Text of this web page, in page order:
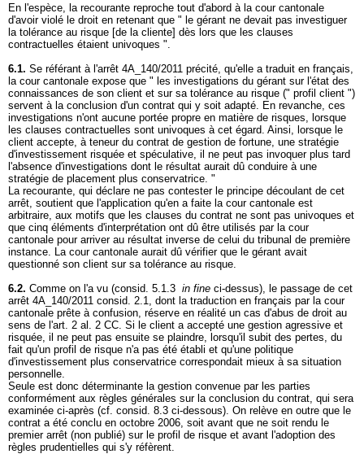
En l'espèce, la recourante reproche tout d'abord à la cour cantonale
d'avoir violé le droit en retenant que " le gérant ne devait pas investiguer
la tolérance au risque [de la cliente] dès lors que les clauses
contractuelles étaient univoques ".
6.1. Se référant à l'arrêt 4A_140/2011 précité, qu'elle a traduit en français,
la cour cantonale expose que " les investigations du gérant sur l'état des
connaissances de son client et sur sa tolérance au risque (" profil client ")
servent à la conclusion d'un contrat qui y soit adapté. En revanche, ces
investigations n'ont aucune portée propre en matière de risques, lorsque
les clauses contractuelles sont univoques à cet égard. Ainsi, lorsque le
client accepte, à teneur du contrat de gestion de fortune, une stratégie
d'investissement risquée et spéculative, il ne peut pas invoquer plus tard
l'absence d'investigations dont le résultat aurait dû conduire à une
stratégie de placement plus conservatrice. "
La recourante, qui déclare ne pas contester le principe découlant de cet
arrêt, soutient que l'application qu'en a faite la cour cantonale est
arbitraire, aux motifs que les clauses du contrat ne sont pas univoques et
que cinq éléments d'interprétation ont dû être utilisés par la cour
cantonale pour arriver au résultat inverse de celui du tribunal de première
instance. La cour cantonale aurait dû vérifier que le gérant avait
questionné son client sur sa tolérance au risque.
6.2. Comme on l'a vu (consid. 5.1.3 in fine ci-dessus), le passage de cet
arrêt 4A_140/2011 consid. 2.1, dont la traduction en français par la cour
cantonale prête à confusion, réserve en réalité un cas d'abus de droit au
sens de l'art. 2 al. 2 CC. Si le client a accepté une gestion agressive et
risquée, il ne peut pas ensuite se plaindre, lorsqu'il subit des pertes, du
fait qu'un profil de risque n'a pas été établi et qu'une politique
d'investissement plus conservatrice correspondait mieux à sa situation
personnelle.
Seule est donc déterminante la gestion convenue par les parties
conformément aux règles générales sur la conclusion du contrat, qui sera
examinée ci-après (cf. consid. 8.3 ci-dessous). On relève en outre que le
contrat a été conclu en octobre 2006, soit avant que ne soit rendu le
premier arrêt (non publié) sur le profil de risque et avant l'adoption des
règles prudentielles qui s'y réfèrent.